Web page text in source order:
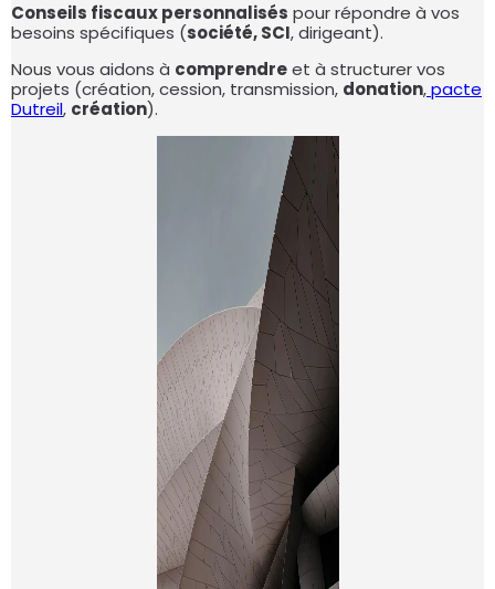
Conseils fiscaux personnalisés pour répondre à vos
besoins spécifiques (société, SCI, dirigeant).
Nous vous aidons à comprendreet à structurer vos
projets (création, cession, transmission, donation,pacte
Dutreil, création).